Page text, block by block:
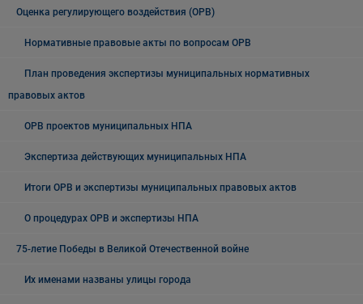
Оценка регулирующего воздействия (ОРВ)
Нормативные правовые акты по вопросам ОРВ
План проведения экспертизы муниципальных нормативных
правовых актов
ОРВ проектов муниципальных НПА
Экспертиза действующих муниципальных НПА
Итоги ОРВ и экспертизы муниципальных правовых актов
О процедурах ОРВ и экспертизы НПА
75-летие Победы в Великой Отечественной войне
Их именами названы улицы города